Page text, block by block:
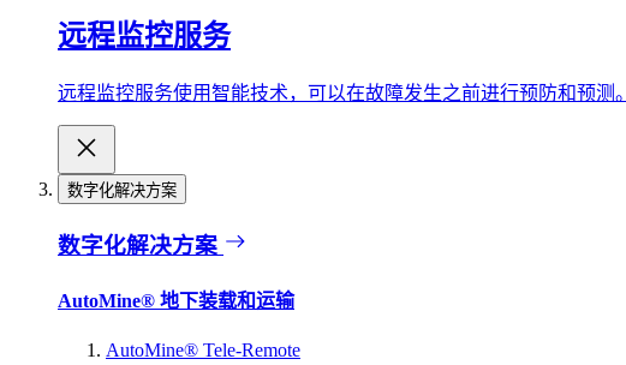
远程监控服务
远程监控服务使用智能技术，可以在故障发生之前进行预防和预测。
数字化解决方案
数字化解决方案
AutoMine® 地下装载和运输
AutoMine® Tele-Remote